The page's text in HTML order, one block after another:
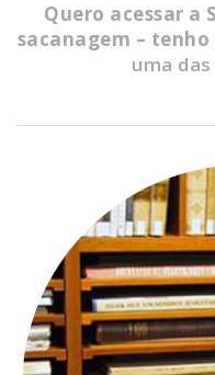
Quero acessar a
sacanagem – tenho
uma